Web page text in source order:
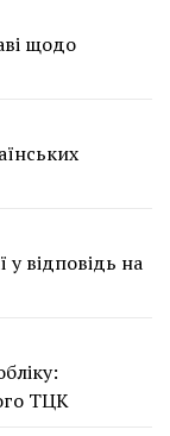
щодо
у відповідь на
ТЦК